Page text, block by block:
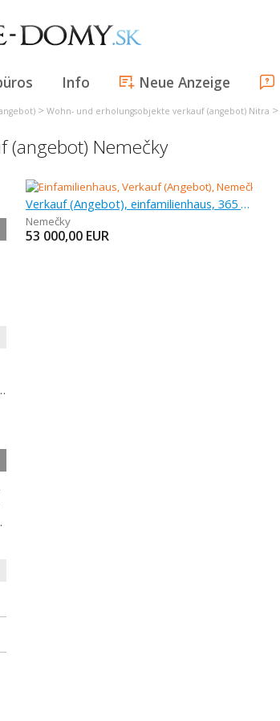
Info Neue Anzeige
> Wohn- und erholungsobjekte verkauf (angebot) Nitra >
(angebot) Nemečky
Verkauf (Angebot), einfamilienhaus, 365 m
Nemečky
53 000,00 EUR